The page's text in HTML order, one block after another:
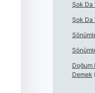
Şok Da
Şok Da
Doğum
Demek